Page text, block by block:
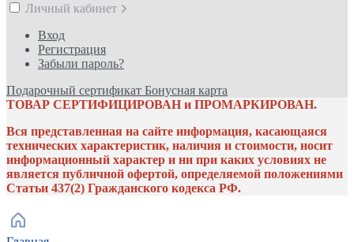
Личный кабинет
Вход
Регистрация
Забыли пароль?
Подарочный сертификат Бонусная карта
ТОВАР СЕРТИФИЦИРОВАН и ПРОМАРКИРОВАН.
Вся представленная на сайте информация, касающаяся
технических характеристик, наличия и стоимости, носит
информационный характер и ни при каких условиях не
является публичной офертой, определяемой положениями
Статьи 437(2) Гражданского кодекса РФ.